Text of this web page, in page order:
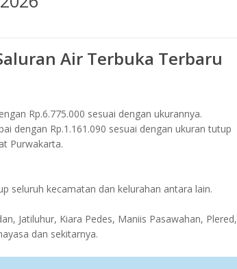
Air Terbuka Terbaru
Rp.6.775.000 sesuai dengan ukurannya.
dengan Rp.1.161.090 sesuai dengan ukuran tutup
Purwakarta.
seluruh kecamatan dan kelurahan antara lain.
Jatiluhur, Kiara Pedes, Maniis Pasawahan, Plered,
dan sekitarnya.